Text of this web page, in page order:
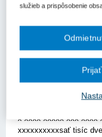
aplikácii zákona č.
xxxxxxxxx xxxxxx xxx
x xxxxxxxx xxxxxxxx
podlimitnú zákazku,
sociálny podnik.
xxxxxx xxxxxxxxxxx
x xxxx xxxxx xxx xxxx
xxxxxxxxxxsať tisíc
služieb a prispôsobenie